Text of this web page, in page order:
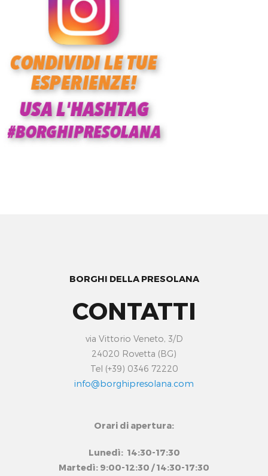
BORGHI DELLA PRESOLANA
CONTATTI
via Vittorio Veneto, 3/D
24020 Rovetta (BG)
Tel (+39) 0346 72220
info@borghipresolana.com
Orari di apertura:
Lunedì: 14:30-17:30
Martedì: 9:00-12:30 / 14:30-17:30